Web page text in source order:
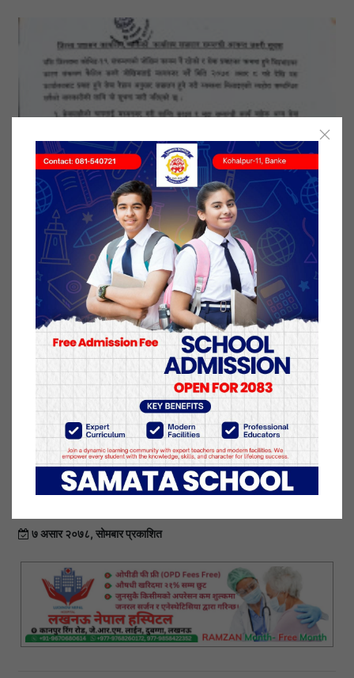
७ असार २०७८, सोमबार प्रकाशित